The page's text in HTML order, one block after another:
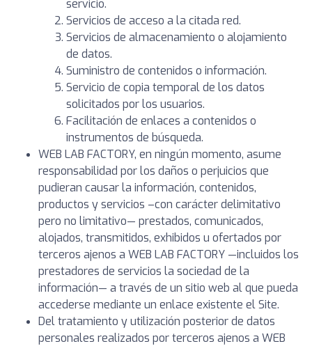
servicio.
Servicios de acceso a la citada red.
Servicios de almacenamiento o alojamiento
de datos.
Suministro de contenidos o información.
Servicio de copia temporal de los datos
solicitados por los usuarios.
Facilitación de enlaces a contenidos o
instrumentos de búsqueda.
WEB LAB FACTORY, en ningún momento, asume
responsabilidad por los daños o perjuicios que
pudieran causar la información, contenidos,
productos y servicios –con carácter delimitativo
pero no limitativo— prestados, comunicados,
alojados, transmitidos, exhibidos u ofertados por
terceros ajenos a WEB LAB FACTORY —incluidos los
prestadores de servicios la sociedad de la
información— a través de un sitio web al que pueda
accederse mediante un enlace existente el Site.
Del tratamiento y utilización posterior de datos
personales realizados por terceros ajenos a WEB